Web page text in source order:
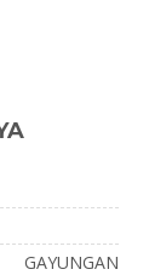
GAYUNGAN